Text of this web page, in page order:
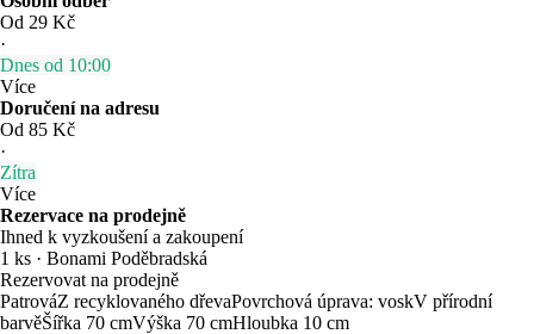
Od 29 Kč
·
Dnes od 10:00
Více
Doručení na adresu
Od 85 Kč
·
Zítra
Více
Rezervace na prodejně
Ihned k vyzkoušení a zakoupení
1 ks · Bonami Poděbradská
Rezervovat na prodejně
PatrováZ recyklovaného dřevaPovrchová úprava: voskV přírodní
barvěŠířka 70 cmVýška 70 cmHloubka 10 cm